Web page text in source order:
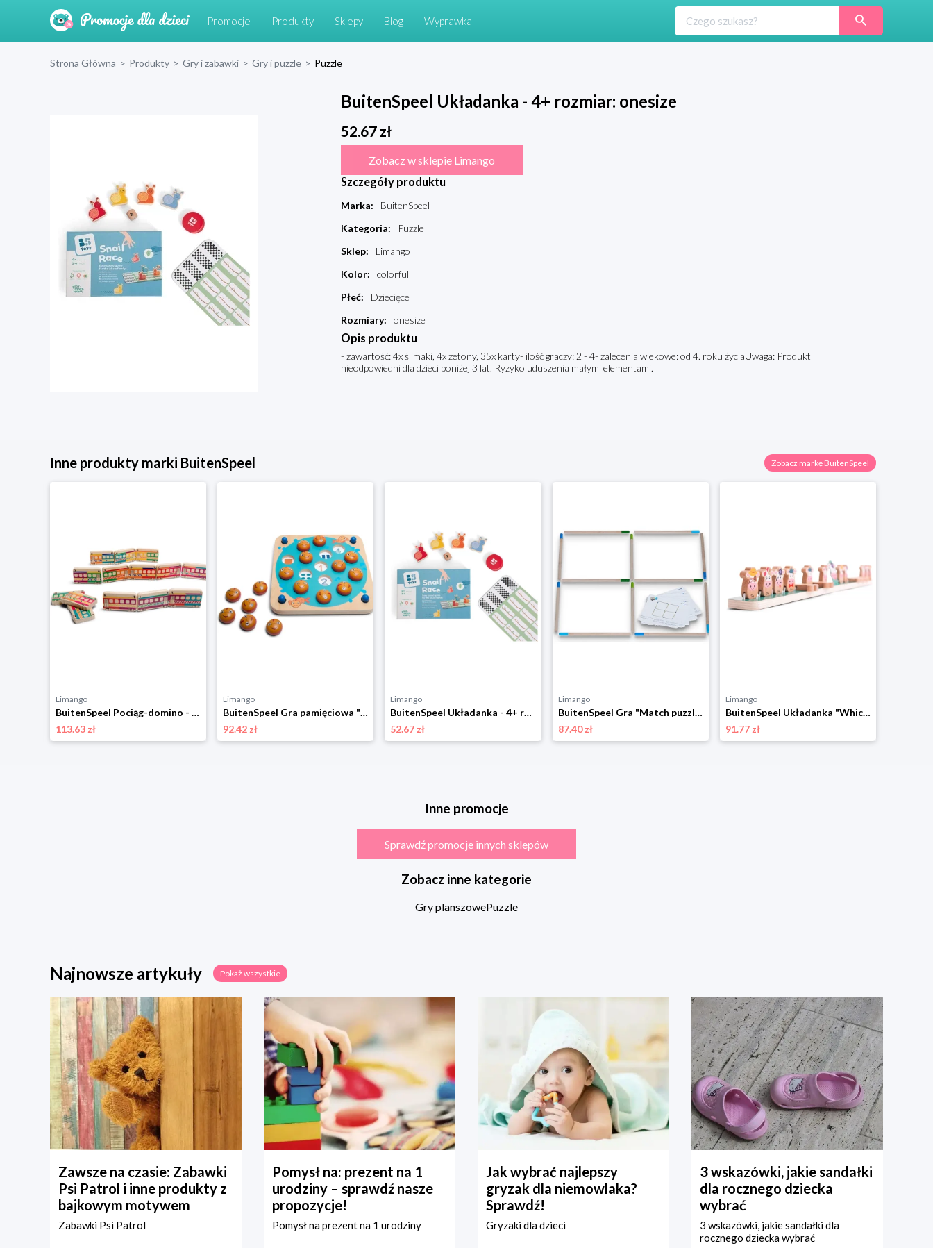
Promocje Produkty Sklepy Blog Wyprawka
Strona Główna > Produkty > Gry i zabawki > Gry i puzzle > Puzzle
BuitenSpeel Układanka - 4+ rozmiar: onesize
52.67zł
Zobacz w sklepie Limango
Szczegóły produktu
Marka:
BuitenSpeel
Kategoria:
Puzzle
Sklep:
Limango
Kolor:
colorful
Płeć:
Dziecięce
Rozmiary: onesize
Opis produktu
- zawartość: 4x ślimaki, 4x żetony, 35x karty- ilość graczy: 2 - 4- zalecenia wiekowe: od 4. roku życiaUwaga: Produkt
nieodpowiedni dla dzieci poniżej 3 lat. Ryzyko uduszenia małymi elementami.
Inne produkty marki BuitenSpeel Zobacz markę BuitenSpeel
Limango
BuitenSpeel Pociąg-domino - 3+ rozmiar: onesize
113.63 zł
Limango
BuitenSpeel Gra pamięciowa "Fish" - 3+ rozmiar: onesize
92.42 zł
Limango
BuitenSpeel Układanka - 4+ rozmiar: onesize
52.67 zł
Limango
BuitenSpeel Gra "Match puzzle" - 8+ rozmiar: onesize
87.40 zł
Limango
BuitenSpeel Układanka "Which cow am I?" - 6+ rozmiar: onesize
91.77 zł
Inne promocje
Sprawdź promocje innych sklepów
Zobacz inne kategorie
Gry planszowePuzzle
Najnowsze artykuły Pokaż wszystkie
Zawsze na czasie: Zabawki
Psi Patrol i inne produkty z
bajkowym motywem
Zabawki Psi Patrol
Pomysł na: prezent na 1
urodziny – sprawdź nasze
propozycje!
Pomysł na prezent na 1 urodziny
Jak wybrać najlepszy
gryzak dla niemowlaka?
Sprawdź!
Gryzaki dla dzieci
3 wskazówki, jakie sandałki
dla rocznego dziecka
wybrać
3 wskazówki, jakie sandałki dla
rocznego dziecka wybrać